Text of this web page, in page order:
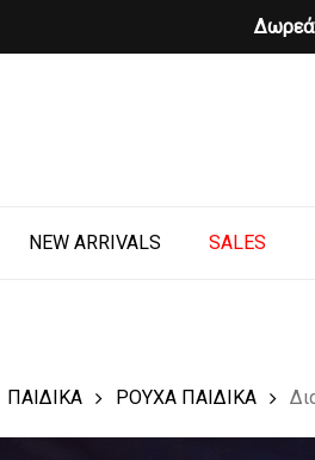
Hit enter to search or
NEW ARRIVALS SALES
ΠΑΙΔΙΚΑ ΡΟΥΧΑ ΠΑΙΔΙΚΑ